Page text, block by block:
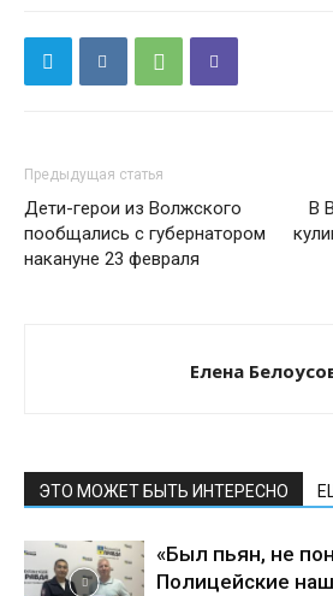
Предыдущая статья
Дети-герои из Волжского
пообщались с губернатором
накануне 23 февраля
В
Елена
ЭТО МОЖЕТ БЫТЬ ИНТЕРЕСНО
«Был пьян, не
Полицейские